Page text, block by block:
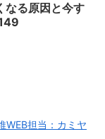
なる原因と今す
WEB担当：カミヤ